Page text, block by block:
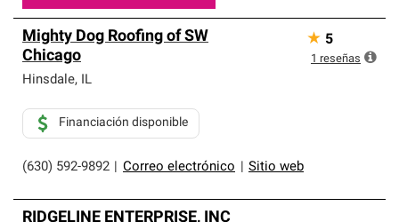
Mighty Dog Roofing of SW
Chicago
Hinsdale, IL
(630) 592-9892 Correo electrónico Sitio web
Financiación disponible
★ 5
1 reseñas
RIDGELINE ENTERPRISE, INC